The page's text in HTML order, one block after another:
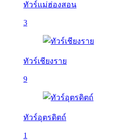
ทัวร์แม่ฮ่องสอน
3
ทัวร์เชียงราย
9
ทัวร์อุตรดิตถ์
1